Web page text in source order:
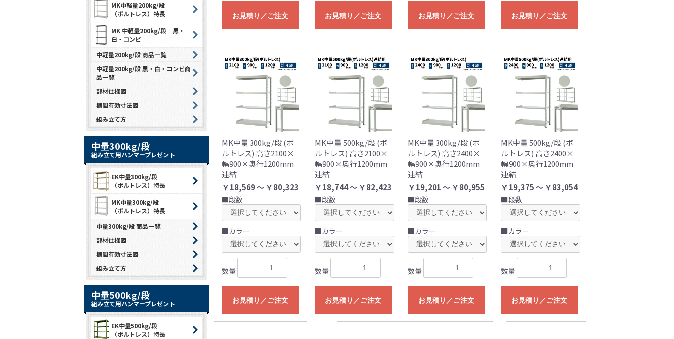
MK中軽量200kg/段
（ボルトレス）特長
MK 中軽量200kg/段 黒・
白・コンビ
中軽量200kg/段 商品一覧
中軽量200kg/段 黒・白・コンビ商
品一覧
部材仕様図
棚間有効寸法図
組み立て方
中量300kg/段
組み立て用ハンマープレゼント
EK中量300kg/段
（ボルトレス）特長
MK中量300kg/段
（ボルトレス）特長
中量300kg/段 商品一覧
部材仕様図
棚間有効寸法図
組み立て方
中量500kg/段
組み立て用ハンマープレゼント
EK中量500kg/段
（ボルトレス）特長
お見積り／ご注文 お見積り／ご注文 お見積り／ご注文 お見積り／ご注文
MK中量 300kg/段 (ボ
ルトレス) 高さ2100×
幅900×奥行1200mm
連結
￥18,569 ～ ￥80,323
■段数
■カラー
数量
お見積り／ご注文
MK中量 500kg/段 (ボ
ルトレス) 高さ2100×
幅900×奥行1200mm
連結
￥18,744 ～ ￥82,423
■段数
■カラー
数量
お見積り／ご注文
MK中量 300kg/段 (ボ
ルトレス) 高さ2400×
幅900×奥行1200mm
連結
￥19,201 ～ ￥80,955
■段数
■カラー
数量
お見積り／ご注文
MK中量 500kg/段 (ボ
ルトレス) 高さ2400×
幅900×奥行1200mm
連結
￥19,375 ～ ￥83,054
■段数
■カラー
数量
お見積り／ご注文